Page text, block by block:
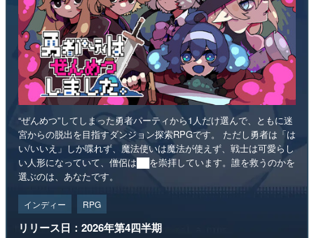
“ぜんめつ”してしまった勇者パーティから1人だけ選んで、ともに迷
宮からの脱出を目指すダンジョン探索RPGです。 ただし勇者は「は
い/いいえ」しか喋れず、魔法使いは魔法が使えず、戦士は可愛らし
い人形になっていて、僧侶は██を崇拝しています。誰を救うのかを
選ぶのは、あなたです。
インディー RPG
リリース日：2026年第4四半期